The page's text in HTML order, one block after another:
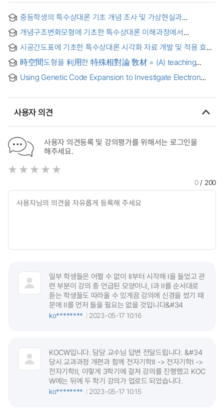
중등학생의 특수상대론 기초 개념 조사 및 가상현실과
secondary student’s understanding of basic concepts in
special relativity and Proposal about teaching method
using virtual reality and event-diagram
개념구조변화모형에 기초한 특수상대론 이해과정에서
(The)properties conceptual change by the conviction
types and of the responses by the intervention types in
understanding special relativity based on conceptual
structure change model
시공간도표에 기초한 특수상대론 시각화 자료 개발 및 적용 효과
時空間도형을 利用한 特殊相對論 敎材 = (A) teaching
Using Genetic Code Expansion to Investigate Electron
사용자 의견
사용자 의견등록 및 강의평가를 위해서는 로그인을
해주세요.
0/ 200
일부 학생들은 어쩔 수 없이 II부터 시작해 I을 들었고 관
련 부분이 강의 중 언급된 모양이나, I과 II를 순서대로
듣는 학생들도 따라올 수 있게끔 강의에 신경을 썼기 때
문에 II를 먼저 들을 필요는 없을 것입니다&#34
ko********
2023-05-17 10:16
KOCW입니다. 담당 교수님 답변 전달드립니다. &#34
당시 교과과정 개편과 함께 전자기학II -> 전자기학I ->
전자기학II, 이렇게 3학기에 걸쳐 강의를 진행했고 KOC
W에는 뒤에 두 학기 강의가 업로드 되었습니다.
ko********
2023-05-17 10:15